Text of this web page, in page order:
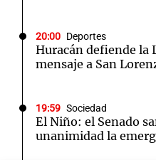
20:00 Deportes
Huracán defiende la
mensaje a San
19:59 Sociedad
El Niño: el Senado
unanimidad la